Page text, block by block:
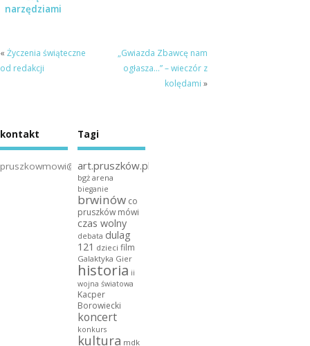
narzędziami
« Życzenia świąteczne
od redakcji
„Gwiazda Zbawcę nam
ogłasza…” – wieczór z
kolędami »
kontakt
pruszkowmowi@gmail.com
Tagi
art.pruszków.pl
bgż arena
bieganie
brwinów co
pruszków mówi
czas wolny
debata dulag
121 dzieci film
Galaktyka Gier
historia ii
wojna światowa
Kacper
Borowiecki
koncert
konkurs
kultura mdk